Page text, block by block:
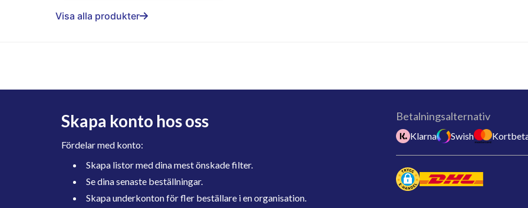
Visa alla produkter
Skapa konto hos oss
Fördelar med konto:
Skapa listor med dina mest önskade filter.
Se dina senaste beställningar.
Skapa underkonton för fler beställare i en organisation.
Betalningsalternativ
Klarna Swish